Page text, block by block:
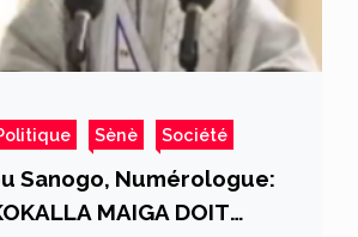
Sènè Société
Sanogo, Numérologue:
MAIGA DOIT